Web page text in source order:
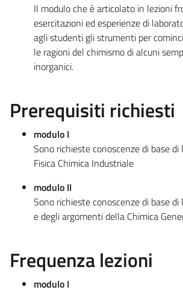
Il modulo che è articolato in lezioni
esercitazioni ed esperienze di
agli studenti gli strumenti per
le ragioni del chimismo di alcuni
inorganici.
Prerequisiti richiesti
modulo I
Sono richieste conoscenze di base
Fisica Chimica Industriale
modulo II
Sono richieste conoscenze di base
e degli argomenti della Chimica
Frequenza lezioni
modulo I